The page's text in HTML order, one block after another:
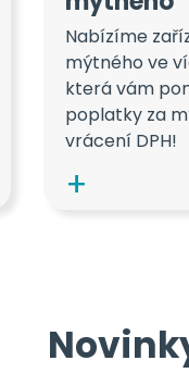
Nabízíme
mýtného ve
která vám
poplatky za
vrácení DPH!